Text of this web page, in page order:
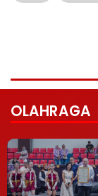
OLAHRAGA